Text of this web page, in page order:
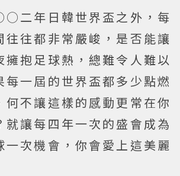
年日韓世界盃之外，每
往往都非常嚴峻，是否能讓
擁抱足球熱，總難令人難以
每一屆的世界盃都多少點燃
何不讓這樣的感動更常在你
就讓每四年一次的盛會成為
一次機會，你會愛上這美麗